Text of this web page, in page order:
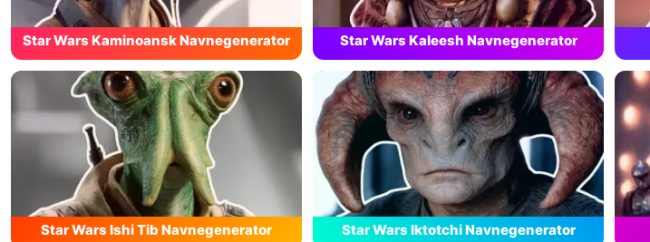
Star Wars Kaminoansk Navnegenerator Star Wars Kaleesh Navnegenerator
Star Wars Ishi Tib Navnegenerator Star Wars Iktotchi Navnegenerator